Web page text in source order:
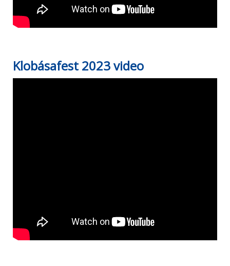
Klobásafest 2023 video